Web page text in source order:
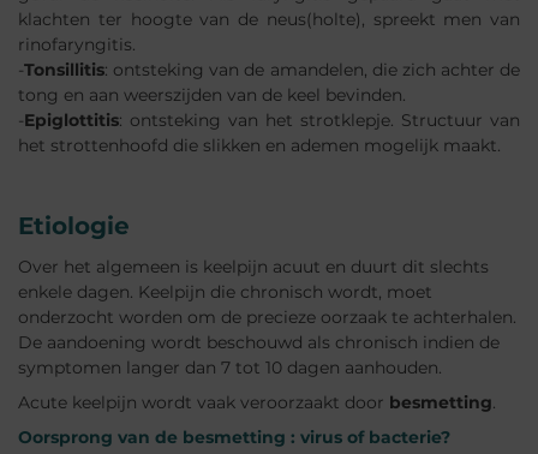
klachten ter hoogte van de neus(holte), spreekt men van
rinofaryngitis.
-Tonsillitis: ontsteking van de amandelen, die zich achter de
tong en aan weerszijden van de keel bevinden.
-Epiglottitis: ontsteking van het strotklepje. Structuur van
het strottenhoofd die slikken en ademen mogelijk maakt.
Etiologie
Over het algemeen is keelpijn acuut en duurt dit slechts
enkele dagen. Keelpijn die chronisch wordt, moet
onderzocht worden om de precieze oorzaak te achterhalen.
De aandoening wordt beschouwd als chronisch indien de
symptomen langer dan 7 tot 10 dagen aanhouden.
Acute keelpijn wordt vaak veroorzaakt door besmetting.
Oorsprong van de besmetting : virus of bacterie?